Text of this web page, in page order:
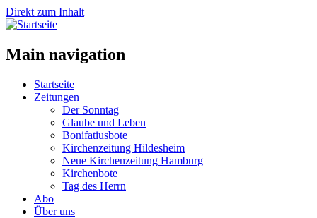
Direkt zum Inhalt
Main navigation
Startseite
Zeitungen
Der Sonntag
Glaube und Leben
Bonifatiusbote
Kirchenzeitung Hildesheim
Neue Kirchenzeitung Hamburg
Kirchenbote
Tag des Herrn
Abo
Über uns